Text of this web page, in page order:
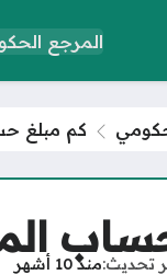
المرجع
كم مبلغ
تحديث منذ 10 أشهر